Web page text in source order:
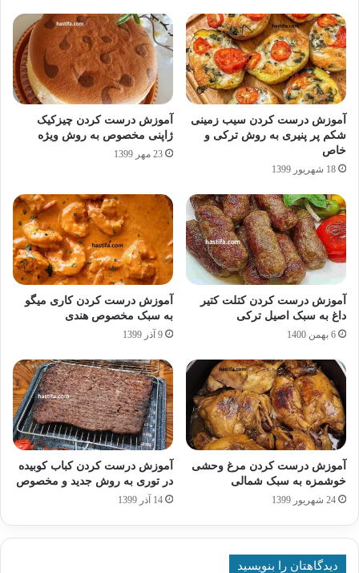
آموزش درست کردن سیب زمینی
شکم پر پنیری به روش ترکی و
خاص
18 شهریور 1399
آموزش درست کردن چیزکیک
ژاپنی مخصوص به روش ویژه
23 مهر 1399
آموزش درست کردن کتلت کتیر
داغ به سبک اصیل ترکی
6 بهمن 1400
آموزش درست کردن کاری میگو
به سبک مخصوص هندی
9 آذر 1399
آموزش درست کردن مرغ وحشی
خوشمزه به سبک شمالی
24 شهریور 1399
آموزش درست کردن کباب کوبیده
در توری به روش جدید و مخصوص
14 آذر 1399
دیدگاهتان را بنویسید